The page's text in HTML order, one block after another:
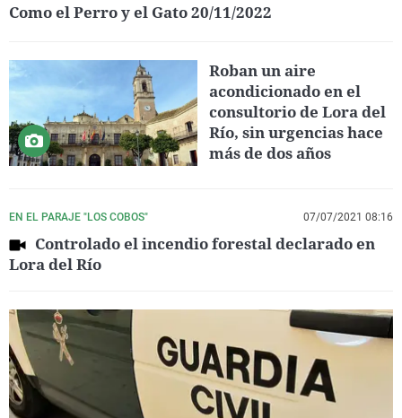
Como el Perro y el Gato 20/11/2022
Roban un aire
acondicionado en el
consultorio de Lora del
Río, sin urgencias hace
más de dos años
EN EL PARAJE "LOS COBOS" 07/07/2021 08:16
Controlado el incendio forestal declarado en
Lora del Río